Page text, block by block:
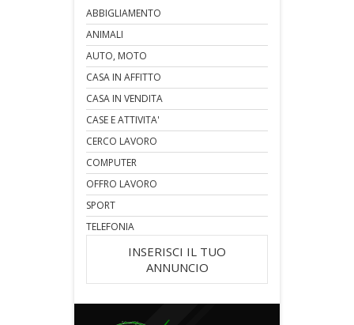
ABBIGLIAMENTO
ANIMALI
AUTO, MOTO
CASA IN AFFITTO
CASA IN VENDITA
CASE E ATTIVITA'
CERCO LAVORO
COMPUTER
OFFRO LAVORO
SPORT
TELEFONIA
INSERISCI IL TUO
ANNUNCIO